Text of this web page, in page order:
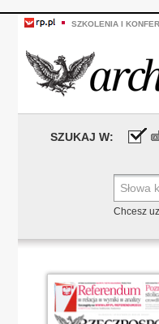
SZKOLENIA I
SZUKAJ W:
Chcesz